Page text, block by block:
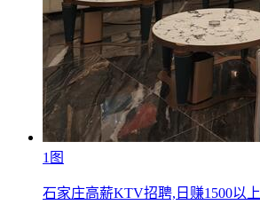
1图
石家庄高薪KTV招聘,日赚1500以上